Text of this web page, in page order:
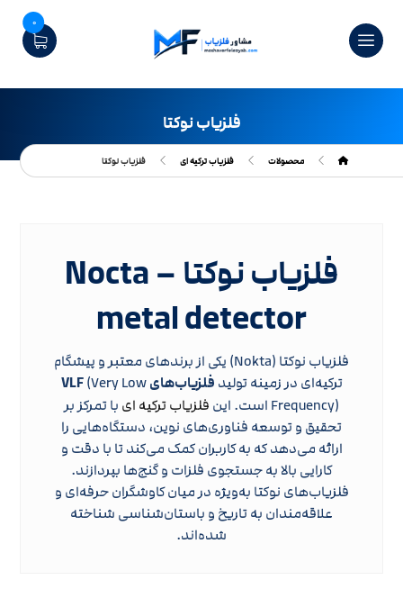
0
فلزیاب نوکتا
محصولات فلزیاب ترکیه ای فلزیاب نوکتا
فلزیاب نوکتا – Nocta
metal detector
فلزیاب نوکتا (Nokta) یکی از برندهای معتبر و پیشگام
ترکیه‌ای در زمینه تولید فلزیاب‌های VLF(Very Low
Frequency) است. این
فلزیاب ترکیه ای با تمرکز بر
تحقیق و توسعه فناوری‌های نوین، دستگاه‌هایی را
ارائه می‌دهد که به کاربران کمک می‌کند تا با دقت و
کارایی بالا به جستجوی فلزات و گنج‌ها بپردازند.
فلزیاب‌های نوکتا به‌ویژه در میان کاوشگران حرفه‌ای و
علاقه‌مندان به تاریخ و باستان‌شناسی شناخته
شده‌اند.